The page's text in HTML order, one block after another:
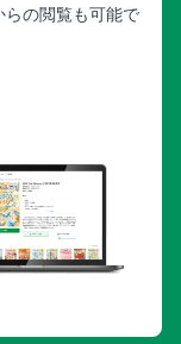
の閲覧も可能で